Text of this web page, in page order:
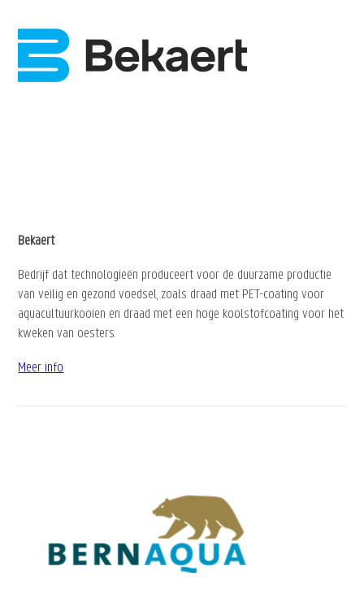
Bekaert
Bedrijf dat technologieën produceert voor de duurzame productie
van veilig en gezond voedsel, zoals draad met PET-coating voor
aquacultuurkooien en draad met een hoge koolstofcoating voor het
kweken van oesters.
Meer info